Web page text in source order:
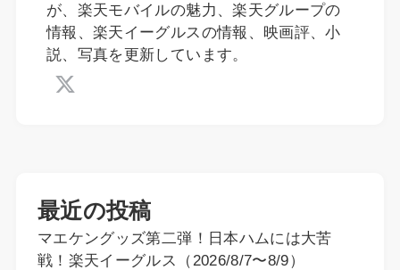
が、楽天モバイルの魅力、楽天グループの
情報、楽天イーグルスの情報、映画評、小
説、写真を更新しています。
最近の投稿
マエケングッズ第二弾！日本ハムには大苦
戦！楽天イーグルス（2026/8/7〜8/9）